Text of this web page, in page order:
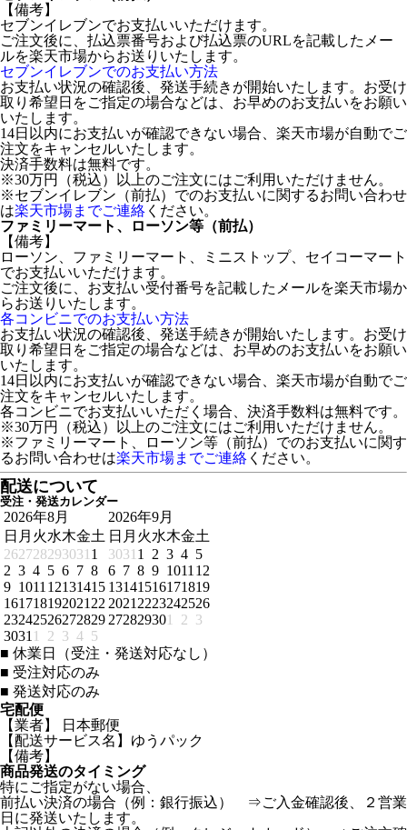
【備考】
セブンイレブンでお支払いいただけます。
ご注文後に、払込票番号および払込票のURLを記載したメー
ルを楽天市場からお送りいたします。
セブンイレブンでのお支払い方法
お支払い状況の確認後、発送手続きが開始いたします。お受け
取り希望日をご指定の場合などは、お早めのお支払いをお願い
いたします。
14日以内にお支払いが確認できない場合、楽天市場が自動でご
注文をキャンセルいたします。
決済手数料は無料です。
※30万円（税込）以上のご注文にはご利用いただけません。
※セブンイレブン（前払）でのお支払いに関するお問い合わせ
は楽天市場までご連絡 ください。
ファミリーマート、ローソン等（前払）
【備考】
ローソン、ファミリーマート、ミニストップ、セイコーマート
でお支払いいただけます。
ご注文後に、お支払い受付番号を記載したメールを楽天市場か
らお送りいたします。
各コンビニでのお支払い方法
お支払い状況の確認後、発送手続きが開始いたします。お受け
取り希望日をご指定の場合などは、お早めのお支払いをお願い
いたします。
14日以内にお支払いが確認できない場合、楽天市場が自動でご
注文をキャンセルいたします。
各コンビニでお支払いいただく場合、決済手数料は無料です。
※30万円（税込）以上のご注文にはご利用いただけません。
※ファミリーマート、ローソン等（前払）でのお支払いに関す
るお問い合わせは楽天市場までご連絡 ください。
配送について
受注・発送カレンダー
2026年8月
日 月 火水木金土
262728293031 1
2 3 4 5 6 7 8
9 1011 12131415
161718192021 22
23242526272829
3031 1 2 3 4 5
2026年9月
日 月 火水木金土
3031 1 2 3 4 5
6 7 8 9 1011 12
13141516171819
2021 2223242526
272829301 2 3
■ 休業日（受注・発送対応なし）
■ 受注対応のみ
■ 発送対応のみ
宅配便
【業者】 日本郵便
【配送サービス名】ゆうパック
【備考】
商品発送のタイミング
特にご指定がない場合、
前払い決済の場合（例：銀行振込） ⇒ご入金確認後、２営業
日に発送いたします。